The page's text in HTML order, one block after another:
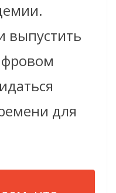
выпустить
для